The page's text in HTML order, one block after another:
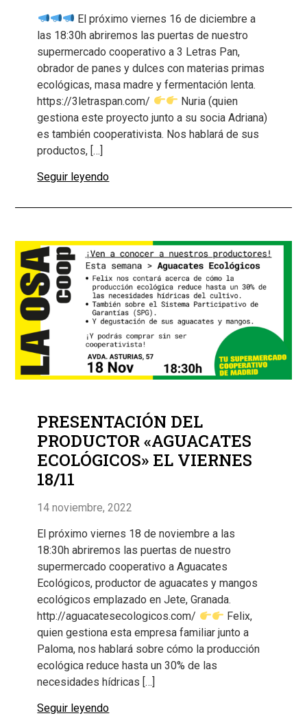
El próximo viernes 16 de diciembre a
las 18:30h abriremos las puertas de nuestro
supermercado cooperativo a 3 Letras Pan,
obrador de panes y dulces con materias primas
ecológicas, masa madre y fermentación lenta.
https://3letraspan.com/
Nuria (quien
gestiona este proyecto junto a su socia Adriana)
es también cooperativista. Nos hablará de sus
productos, […]
Seguir leyendo
PRESENTACIÓN DEL
PRODUCTOR «AGUACATES
ECOLÓGICOS» EL VIERNES
18/11
14 noviembre, 2022
El próximo viernes 18 de noviembre a las
18:30h abriremos las puertas de nuestro
supermercado cooperativo a Aguacates
Ecológicos, productor de aguacates y mangos
ecológicos emplazado en Jete, Granada.
http://aguacatesecologicos.com/
Felix,
quien gestiona esta empresa familiar junto a
Paloma, nos hablará sobre cómo la producción
ecológica reduce hasta un 30% de las
necesidades hídricas […]
Seguir leyendo